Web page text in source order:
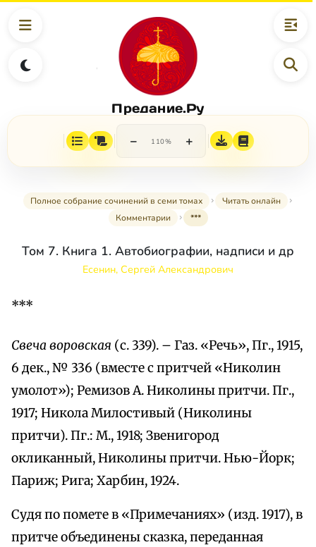
Предание.Ру
− 110% +
Полное собрание сочинений в семи томах
Читать онлайн
Комментарии
***
Том 7. Книга 1. Автобиографии, надписи и др
Есенин, Сергей Александрович
***
Свеча воровская (с. 339). – Газ. «Речь», Пг., 1915,
6 дек., № 336 (вместе с притчей «Николин
умолот»); Ремизов А. Николины притчи. Пг.,
1917; Никола Милостивый (Николины
притчи). Пг.: М., 1918; Звенигород
окликанный, Николины притчи. Нью-Йорк;
Париж; Рига; Харбин, 1924.
Судя по помете в «Примечаниях» (изд. 1917), в
притче объединены сказка, переданная